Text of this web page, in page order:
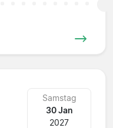
Samstag
30 Jan
2027